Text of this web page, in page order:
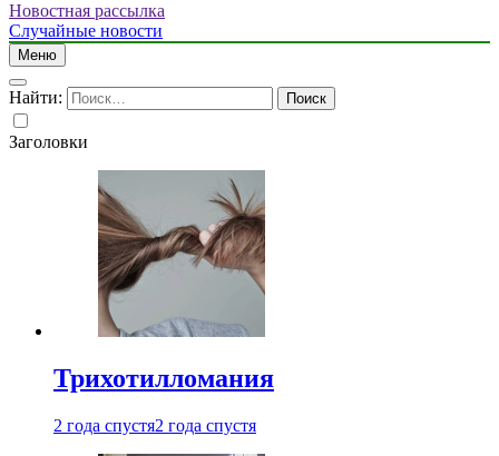
Новостная рассылка
Случайные новости
Меню
Найти:
Заголовки
Трихотилломания
2 года спустя2 года спустя